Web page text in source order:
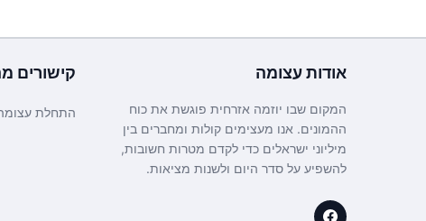
אודותעצומה
המקום שבו יוזמה אזרחית פוגשת את כוח
ההמונים. אנו מעצימים קולות ומחברים בין
מיליוני ישראלים כדי לקדם מטרות חשובות,
להשפיע על סדר היום ולשנות מציאות.
קישורים
התחלת